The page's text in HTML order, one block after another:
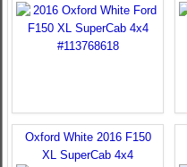
Oxford White 2016 F150
XL SuperCab 4x4